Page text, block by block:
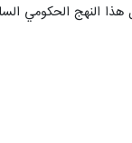
هذا النهج الحكومي